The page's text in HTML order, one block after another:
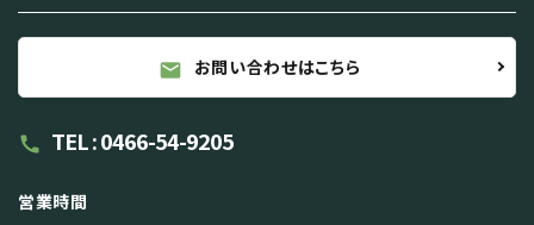
mail お問い合わせはこちら
call TEL : 0466-54-9205
営業時間